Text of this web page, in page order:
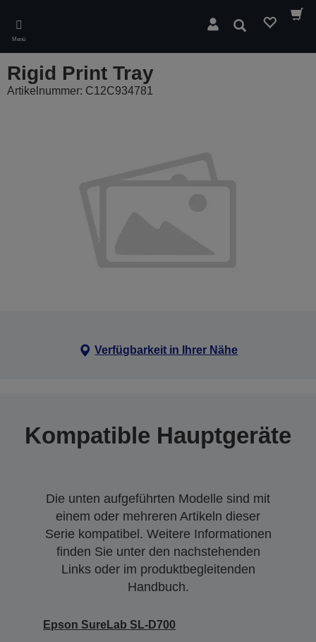
main
content
Menü
Suchen
Rigid Print Tray
Artikelnummer: C12C934781
Verfügbarkeit in Ihrer Nähe
Kompatible Hauptgeräte
Die unten aufgeführten Modelle sind mit
einem oder mehreren Artikeln dieser
Serie kompatibel. Weitere Informationen
finden Sie unter den nachstehenden
Links oder im produktbegleitenden
Handbuch.
Epson SureLab SL-D700